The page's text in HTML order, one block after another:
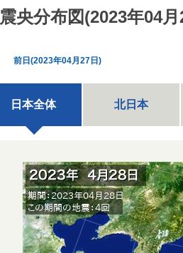
震央分布図(2023年04
前日(2023年04月27日)
日本全体 北日本